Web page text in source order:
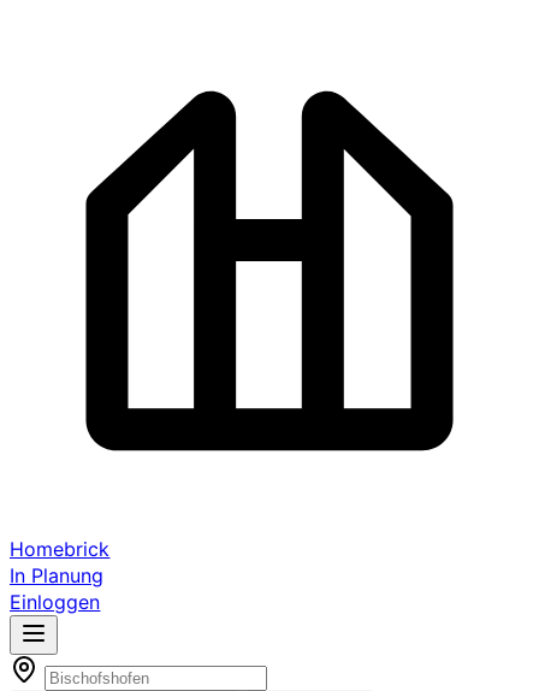
Homebrick
In Planung
Einloggen